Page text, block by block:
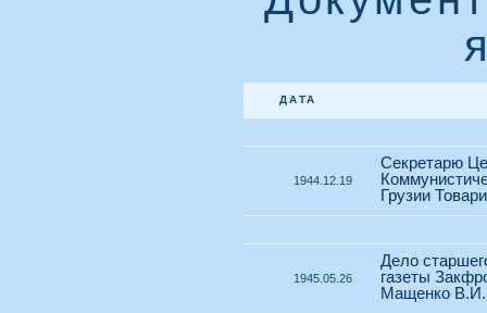
ДАТА
1944.12.19
Секретарю
Грузии
1945.05.26
Дело
газеты
Мащенко В.И.